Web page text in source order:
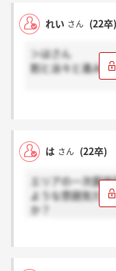
れい さん (22卒)
＞はさん
割と淡々と進みま
は さん (22卒)
エリアの一次面
ような雰囲気だ
か？